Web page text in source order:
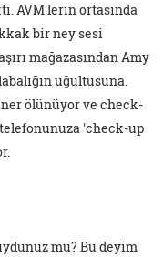
AVM'lerin ortasında
bir ney sesi
mağazasından Amy
uğultusuna.
ölünüyor ve check-
'check-up
mu? Bu deyim